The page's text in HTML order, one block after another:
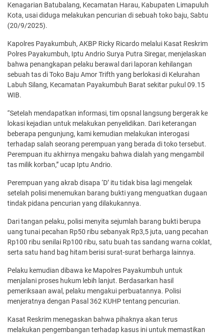
Kenagarian Batubalang, Kecamatan Harau, Kabupaten Limapuluh
Kota, usai diduga melakukan pencurian di sebuah toko baju, Sabtu
(20/9/2025).
Kapolres Payakumbuh, AKBP Ricky Ricardo melalui Kasat Reskrim
Polres Payakumbuh, Iptu Andrio Surya Putra Siregar, menjelaskan
bahwa penangkapan pelaku berawal dari laporan kehilangan
sebuah tas di Toko Baju Amor Trifth yang berlokasi di Kelurahan
Labuh Silang, Kecamatan Payakumbuh Barat sekitar pukul 09.15
WIB.
“Setelah mendapatkan informasi, tim opsnal langsung bergerak ke
lokasi kejadian untuk melakukan penyelidikan. Dari keterangan
beberapa pengunjung, kami kemudian melakukan interogasi
terhadap salah seorang perempuan yang berada di toko tersebut.
Perempuan itu akhirnya mengaku bahwa dialah yang mengambil
tas milik korban,” ucap Iptu Andrio.
Perempuan yang akrab disapa ‘D’ itu tidak bisa lagi mengelak
setelah polisi menemukan barang bukti yang menguatkan dugaan
tindak pidana pencurian yang dilakukannya.
Dari tangan pelaku, polisi menyita sejumlah barang bukti berupa
uang tunai pecahan Rp50 ribu sebanyak Rp3,5 juta, uang pecahan
Rp100 ribu senilai Rp100 ribu, satu buah tas sandang warna coklat,
serta satu hand bag hitam berisi surat-surat berharga lainnya.
Pelaku kemudian dibawa ke Mapolres Payakumbuh untuk
menjalani proses hukum lebih lanjut. Berdasarkan hasil
pemeriksaan awal, pelaku mengakui perbuatannya. Polisi
menjeratnya dengan Pasal 362 KUHP tentang pencurian.
Kasat Reskrim menegaskan bahwa pihaknya akan terus
melakukan pengembangan terhadap kasus ini untuk memastikan